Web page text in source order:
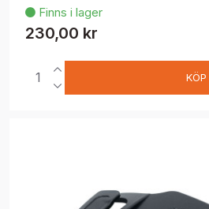
 Finns i lager
230,00 kr
KÖP